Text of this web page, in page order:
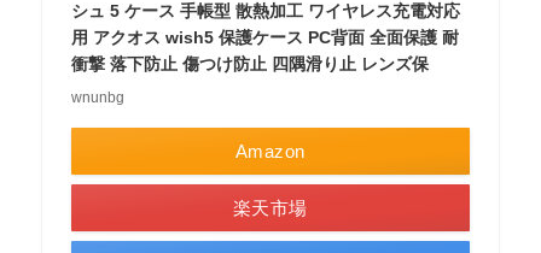
シュ 5 ケース 手帳型 散熱加工 ワイヤレス充電対応
用 アクオス wish5 保護ケース PC背面 全面保護 耐
衝撃 落下防止 傷つけ防止 四隅滑り止 レンズ保
wnunbg
Amazon
楽天市場